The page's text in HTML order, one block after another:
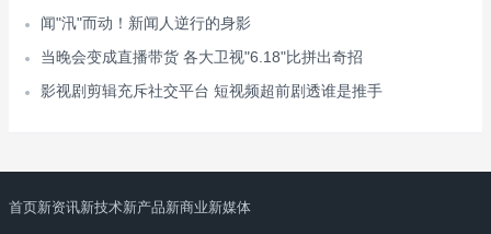
闻"汛"而动！新闻人逆行的身影
当晚会变成直播带货 各大卫视"6.18"比拼出奇招
影视剧剪辑充斥社交平台 短视频超前剧透谁是推手
首页新资讯新技术新产品新商业新媒体